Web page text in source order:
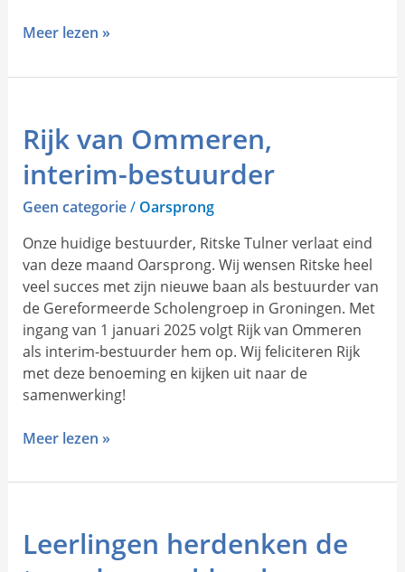
Meer lezen »
Rijk van Ommeren,
interim-bestuurder
Geen categorie/ Oarsprong
Onze huidige bestuurder, Ritske Tulner verlaat eind
van deze maand Oarsprong. Wij wensen Ritske heel
veel succes met zijn nieuwe baan als bestuurder van
de Gereformeerde Scholengroep in Groningen. Met
ingang van 1 januari 2025 volgt Rijk van Ommeren
als interim-bestuurder hem op. Wij feliciteren Rijk
met deze benoeming en kijken uit naar de
samenwerking!
van
Ommeren,
interim-
Meer lezen »
Leerlingen herdenken de
herdenken
de